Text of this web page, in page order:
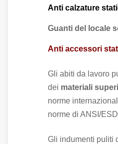
Anti calzature
Guanti del locale
Anti accessori
Gli abiti da lavoro
dei materiali
norme
norme di ANSI/
Gli indumenti puliti